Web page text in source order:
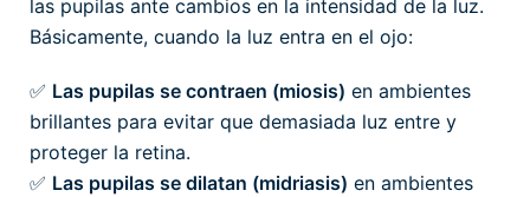
las pupilas ante cambios en la intensidad de la luz.
Básicamente, cuando la luz entra en el ojo:
✅ Las pupilas se contraen (miosis) en ambientes
brillantes para evitar que demasiada luz entre y
proteger la retina.
✅ Las pupilas se dilatan (midriasis) en ambientes